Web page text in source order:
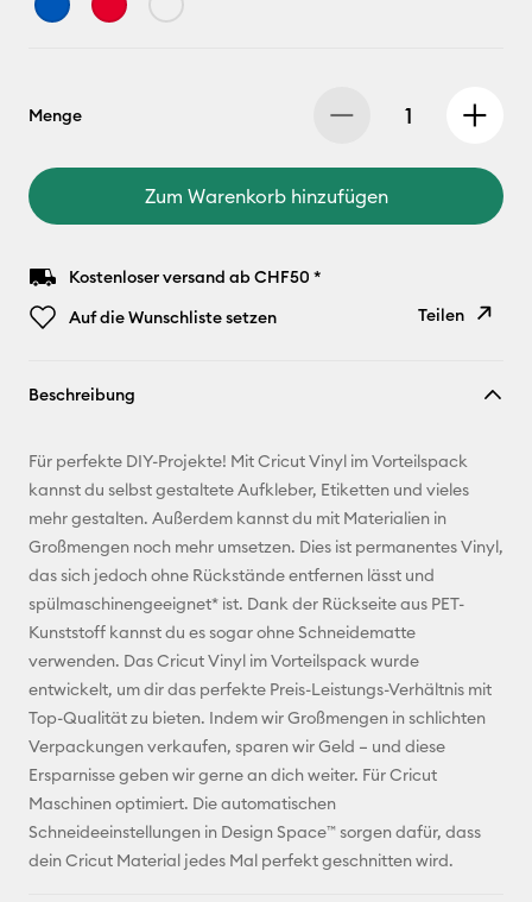
Menge
Zum Warenkorb hinzufügen
Kostenloser versand ab CHF50 *
Auf die Wunschliste setzen
Teilen
E-Mail-
Adresse
Pinterest
Facebook
Beschreibung
Für perfekte DIY-Projekte! Mit Cricut Vinyl im Vorteilspack
kannst du selbst gestaltete Aufkleber, Etiketten und vieles
mehr gestalten. Außerdem kannst du mit Materialien in
Großmengen noch mehr umsetzen. Dies ist permanentes Vinyl,
das sich jedoch ohne Rückstände entfernen lässt und
spülmaschinengeeignet* ist. Dank der Rückseite aus PET-
Kunststoff kannst du es sogar ohne Schneidematte
verwenden. Das Cricut Vinyl im Vorteilspack wurde
entwickelt, um dir das perfekte Preis-Leistungs-Verhältnis mit
Top-Qualität zu bieten. Indem wir Großmengen in schlichten
Verpackungen verkaufen, sparen wir Geld – und diese
Ersparnisse geben wir gerne an dich weiter. Für Cricut
Maschinen optimiert. Die automatischen
Schneideeinstellungen in Design Space™ sorgen dafür, dass
dein Cricut Material jedes Mal perfekt geschnitten wird.